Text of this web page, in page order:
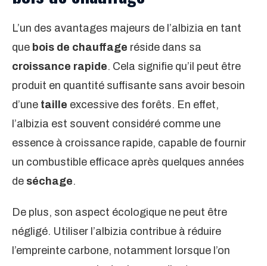
L’un des avantages majeurs de l’albizia en tant
que bois de chauffage réside dans sa
croissance rapide. Cela signifie qu’il peut être
produit en quantité suffisante sans avoir besoin
d’une taille excessive des forêts. En effet,
l’albizia est souvent considéré comme une
essence à croissance rapide, capable de fournir
un combustible efficace après quelques années
de séchage.
De plus, son aspect écologique ne peut être
négligé. Utiliser l’albizia contribue à réduire
l’empreinte carbone, notamment lorsque l’on